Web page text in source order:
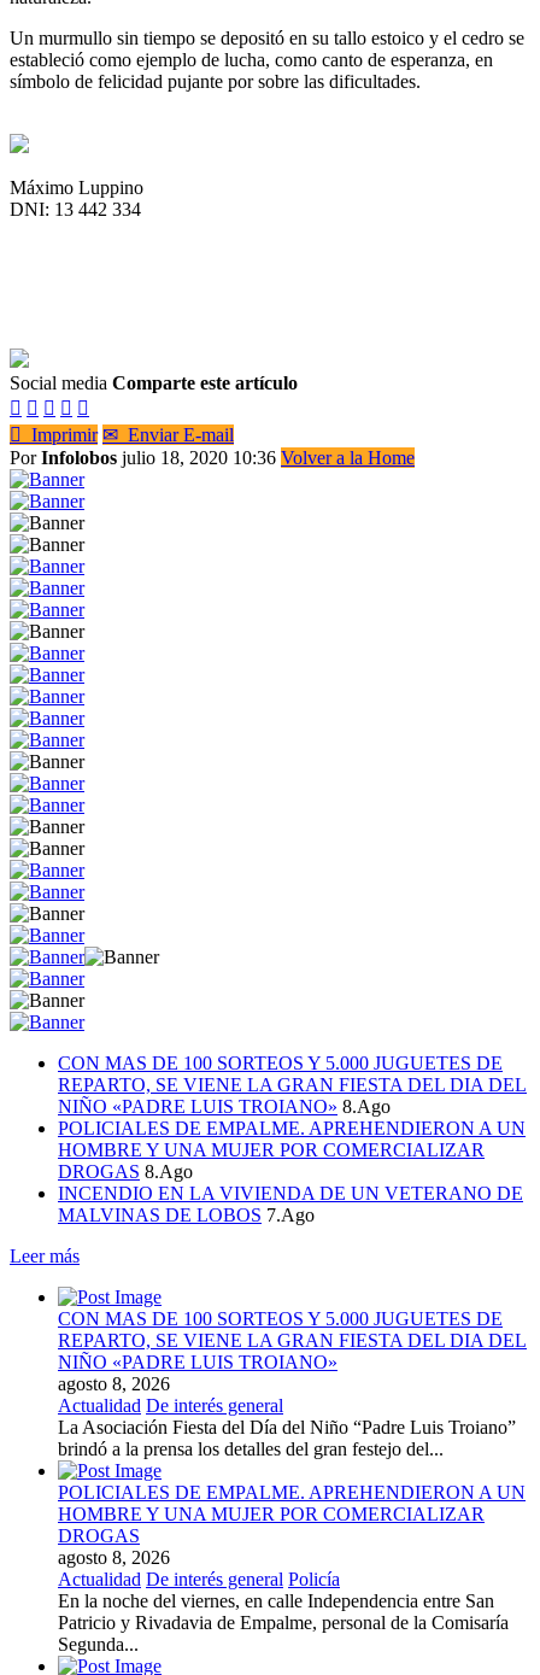
Un murmullo sin tiempo se depositó en su tallo estoico y el cedro se
estableció como ejemplo de lucha, como canto de esperanza, en
símbolo de felicidad pujante por sobre las dificultades.
Máximo Luppino
DNI: 13 442 334
Social media Comparte este artículo
    
 Imprimir ✉ Enviar E-mail
PorInfolobos julio 18, 2020 10:36 Volver a la Home
CON MAS DE 100 SORTEOS Y 5.000 JUGUETES DE
REPARTO, SE VIENE LA GRAN FIESTA DEL DIA DEL
NIÑO «PADRE LUIS TROIANO» 8.Ago
POLICIALES DE EMPALME. APREHENDIERON A UN
HOMBRE Y UNA MUJER POR COMERCIALIZAR
DROGAS 8.Ago
INCENDIO EN LA VIVIENDA DE UN VETERANO DE
MALVINAS DE LOBOS 7.Ago
Leer más
CON MAS DE 100 SORTEOS Y 5.000 JUGUETES DE
REPARTO, SE VIENE LA GRAN FIESTA DEL DIA DEL
NIÑO «PADRE LUIS TROIANO»
agosto 8, 2026
Actualidad De interés general
La Asociación Fiesta del Día del Niño “Padre Luis Troiano”
brindó a la prensa los detalles del gran festejo del...
POLICIALES DE EMPALME. APREHENDIERON A UN
HOMBRE Y UNA MUJER POR COMERCIALIZAR
DROGAS
agosto 8, 2026
Actualidad De interés general Policía
En la noche del viernes, en calle Independencia entre San
Patricio y Rivadavia de Empalme, personal de la Comisaría
Segunda...